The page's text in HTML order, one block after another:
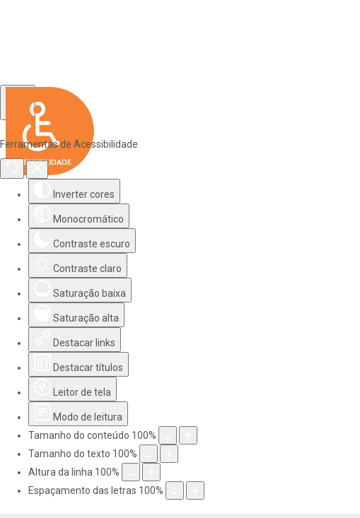
Ferramentas de Acessibilidade
Inverter cores
Monocromático
Contraste escuro
Contraste claro
Saturação baixa
Saturação alta
Destacar links
Destacar títulos
Leitor de tela
Modo de leitura
Tamanho do conteúdo 100%
Tamanho do texto 100%
Altura da linha 100%
Espaçamento das letras 100%